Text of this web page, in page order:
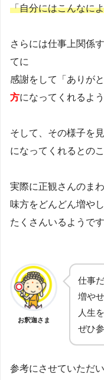
「自分にはこんなに
さらには仕事上関係
てに
感謝をして「ありが
方になってくれるよう
そして、その様子を
になってくれるとのこ
実際に正観さんのま
味方をどんどん増やし
たくさんいるようです
お釈迦さま
仕事
増や
人生
ぜひ
参考にさせていただ